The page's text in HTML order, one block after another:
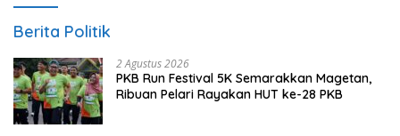
Berita Politik
2 Agustus 2026
PKB Run Festival 5K Semarakkan Magetan,
Ribuan Pelari Rayakan HUT ke-28 PKB